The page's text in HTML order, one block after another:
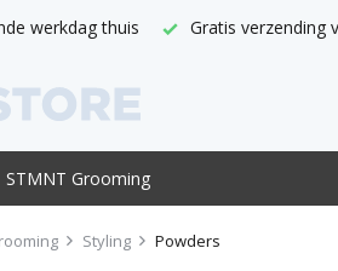
thuis Gratis verzending vanaf €
STMNT Grooming
Styling Powders